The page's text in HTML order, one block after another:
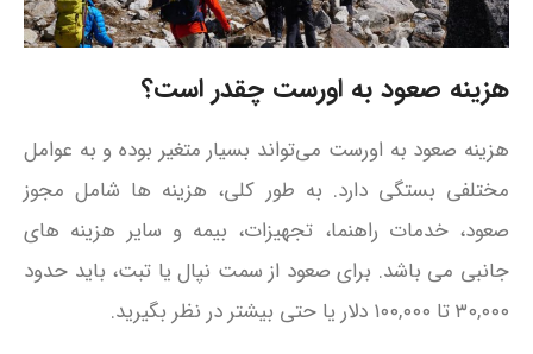
هزینه صعود به اورست چقدر است؟
هزینه صعود به اورست می‌تواند بسیار متغیر بوده و به عوامل
مختلفی بستگی دارد. به طور کلی، هزینه‌ ها شامل مجوز
صعود، خدمات راهنما، تجهیزات، بیمه و سایر هزینه‌ های
جانبی می باشد. برای صعود از سمت نپال یا تبت، باید حدود
۳۰,۰۰۰ تا ۱۰۰,۰۰۰ دلار یا حتی بیشتر در نظر بگیرید.